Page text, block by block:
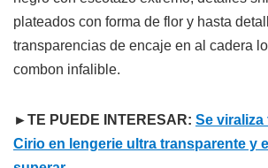
plateados con forma de flor y hasta
transparencias de encaje en al cadera
combon infalible.
►TE PUEDE INTERESAR: Se
Cirio en lengerie ultra transparente y